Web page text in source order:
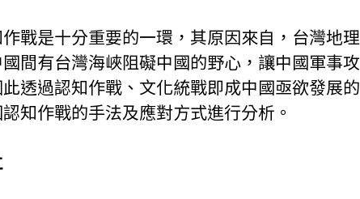
戰是十分重要的一環，其原因來自，台灣地理
間有台灣海峽阻礙中國的野心，讓中國軍事攻
透過認知作戰、文化統戰即成中國亟欲發展的
知作戰的手法及應對方式進行分析。